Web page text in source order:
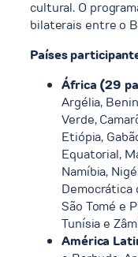
cultural. O
bilaterais entre o
Países
África (29
Argélia,
Verde,
Etiópia,
Equatorial,
Namíbia,
Democrática
São Tomé e
Tunísia e
América